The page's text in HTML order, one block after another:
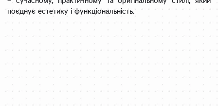
поєднує естетику і функціональність.